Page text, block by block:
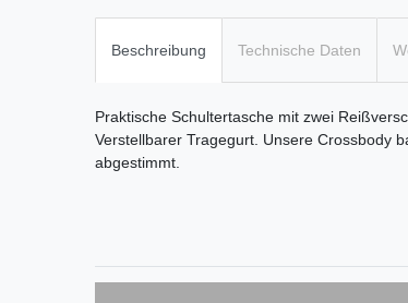
Beschreibung Technische Daten
Praktische Schultertasche mit zwei
Verstellbarer Tragegurt. Unsere Crossbody
abgestimmt.